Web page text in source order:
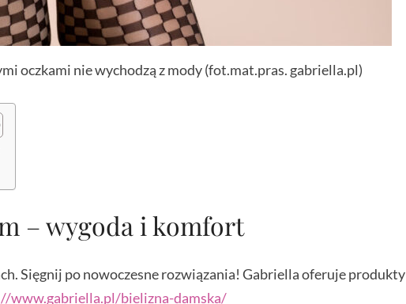
oczkami nie wychodzą z mody (fot.mat.pras. gabriella.pl)
– wygoda i komfort
Sięgnij po nowoczesne rozwiązania! Gabriella oferuje produkty
www.gabriella.pl/bielizna-damska/